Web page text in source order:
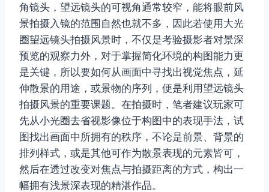
角镜头，望远镜头的可视角通常较窄，能将眼前风
景拍摄入镜的范围自然也就不多，因此若使用大光
圈望远镜头拍摄风景时，不仅是考验摄影者对景深
预览的观察力外，对于掌握简化环境的构图能力更
是关键，所以要如何从画面中寻找出视觉焦点，延
伸散景的用途，或景物的序列，便是利用望远镜头
拍摄风景的重要课题。在拍摄时，笔者建议玩家可
先从小光圈去省视影像位于构图中的表现手法，试
图找出画面中所拥有的秩序，不论是前景、背景的
排列样式，或是其他可作为散景表现的元素皆可，
然后在透过改变对焦点与拍摄距离的方式，构出一
幅拥有浅景深表现的精湛作品。